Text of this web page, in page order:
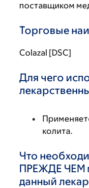
поставщиком
Торговые
Colazal [DSC]
Для чего
колита.
Что
ПРЕЖДЕ ЧЕМ
данный